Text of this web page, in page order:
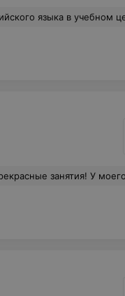
Мой Английский язык намного улучшился. С удовольствием иду на уровень
в Вашем Центре! И планируем в следующем учебном году записаться. Нам, пожалуйста,